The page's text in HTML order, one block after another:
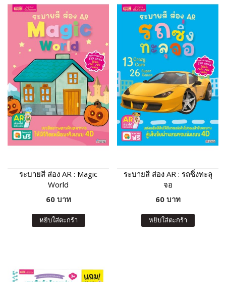
ระบายสี ส่อง AR : Magic
World
60 บาท
หยิบใส่ตะกร้า
ระบายสี ส่อง AR : รถซิ่งทะลุ
จอ
60 บาท
หยิบใส่ตะกร้า